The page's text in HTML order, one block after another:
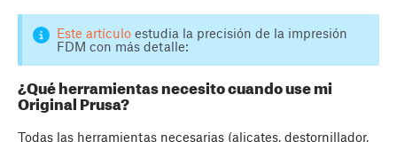
Este artículoestudia la precisión de la impresión
FDM con más detalle:
¿Qué herramientas necesito cuando use mi
Original Prusa?
Todas las herramientas necesarias (alicates, destornillador,